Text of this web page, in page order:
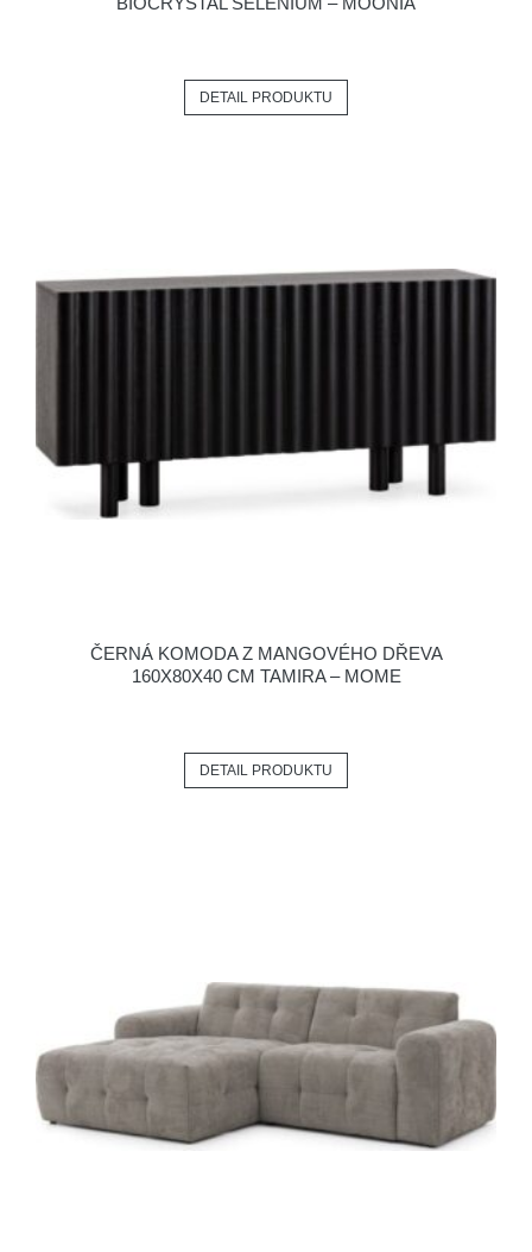
DETAIL PRODUKTU
ČERNÁ KOMODA Z MANGOVÉHO DŘEVA
160X80X40 CM TAMIRA – MOME
DETAIL PRODUKTU